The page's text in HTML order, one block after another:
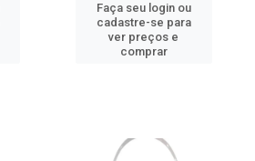
Faça seu login ou
cadastre-se para
ver preços e
comprar